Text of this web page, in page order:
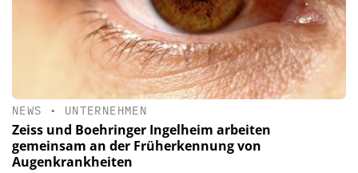
NEWS • UNTERNEHMEN
Zeiss und Boehringer Ingelheim arbeiten
gemeinsam an der Früherkennung von
Augenkrankheiten